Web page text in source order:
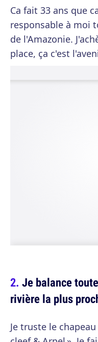
Ca fait 33 ans que
responsable à moi
de l'Amazonie.
place, ça c'est
Je balance
rivière la plus
Je truste le